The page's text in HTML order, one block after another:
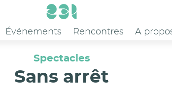
Événements Rencontres A
Spectacles
Sans arrêt